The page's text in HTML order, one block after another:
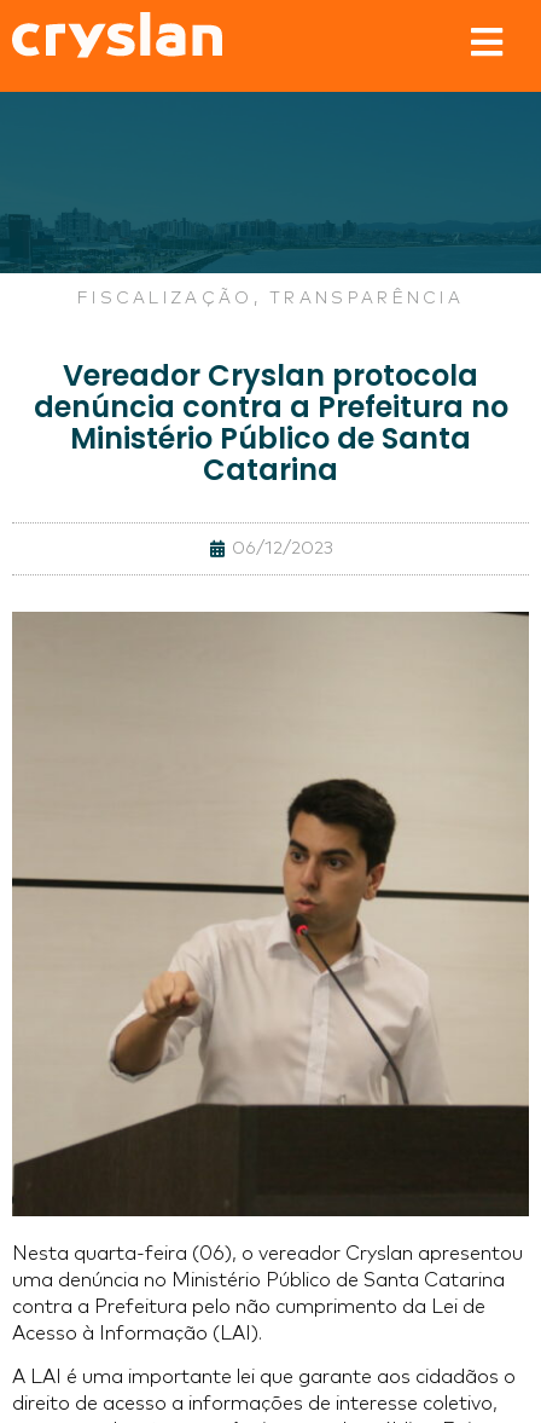
FISCALIZAÇÃO , TRANSPARÊNCIA
Vereador Cryslan protocola
denúncia contra a Prefeitura no
Ministério Público de Santa
Catarina
06/12/2023
Nesta quarta-feira (06), o vereador Cryslan apresentou
uma denúncia no Ministério Público de Santa Catarina
contra a Prefeitura pelo não cumprimento da Lei de
Acesso à Informação (LAI).
A LAI é uma importante lei que garante aos cidadãos o
direito de acesso a informações de interesse coletivo,